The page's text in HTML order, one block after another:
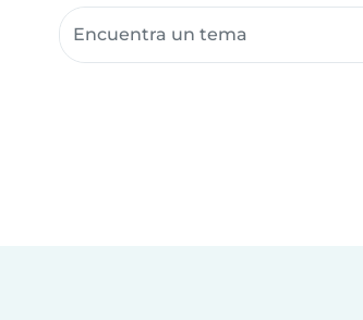
Buscar recursos para la comunidad